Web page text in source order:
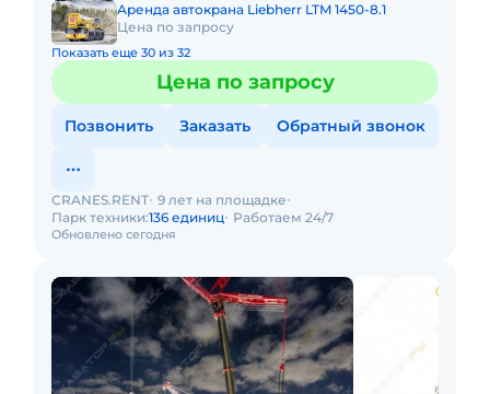
Аренда автокрана Liebherr LTM 1450-8.1
Цена по запросу
Показать еще 30 из 32
Цена по запросу
Позвонить Заказать Обратный звонок
Обновлено сегодня
CRANES.RENT 9 лет на площадке
Парк техники:136 единиц Работаем 24/7